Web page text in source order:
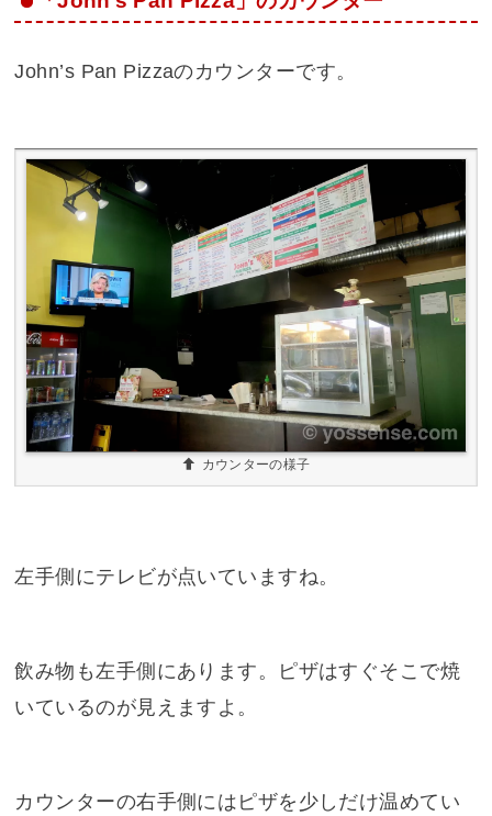
John’s Pan Pizzaのカウンターです。
カウンターの様子
左手側にテレビが点いていますね。
飲み物も左手側にあります。ピザはすぐそこで焼
いているのが見えますよ。
カウンターの右手側にはピザを少しだけ温めてい